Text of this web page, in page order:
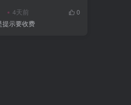
0
提示要收费